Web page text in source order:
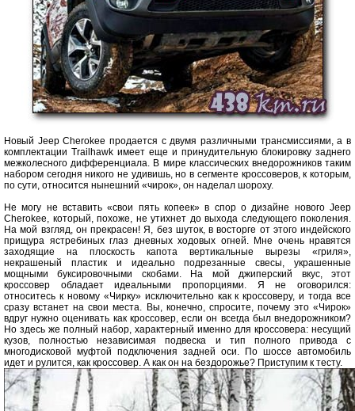
Новый Jeep Cherokee продается с двумя различными трансмиссиями, а в
комплектации Trailhawk имеет еще и принудительную блокировку заднего
межколесного дифференциала. В мире классических внедорожников таким
набором сегодня никого не удивишь, но в сегменте кроссоверов, к которым,
по сути, относится нынешний «чирок», он наделал шороху.
Не могу не вставить «свои пять копеек» в спор о дизайне нового Jeep
Cherokee, который, похоже, не утихнет до выхода следующего поколения.
На мой взгляд, он прекрасен! Я, без шуток, в восторге от этого индейского
прищура ястребиных глаз дневных ходовых огней. Мне очень нравятся
заходящие на плоскость капота вертикальные вырезы «гриля»,
некрашеный пластик и идеально подрезанные свесы, украшенные
мощными буксировочными скобами. На мой джиперский вкус, этот
кроссовер обладает идеальными пропорциями. Я не оговорился:
относитесь к новому «Чирку» исключительно как к кроссоверу, и тогда все
сразу встанет на свои места. Вы, конечно, спросите, почему это «Чирок»
вдруг нужно оценивать как кроссовер, если он всегда был внедорожником?
Но здесь же полный набор, характерный именно для кроссовера: несущий
кузов, полностью независимая подвеска и тип полного привода с
многодисковой муфтой подключения задней оси. По шоссе автомобиль
идет и рулится, как кроссовер. А как он на бездорожье? Приступим к тесту.